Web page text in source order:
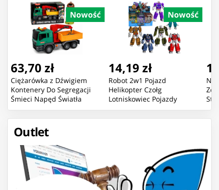
Nowość
63,70 zł
Ciężarówka z Dźwigiem
Kontenery Do Segregacji
Śmieci Napęd Światła
Dźwięk
Nowość
14,19 zł
Robot 2w1 Pojazd
Helikopter Czołg
Lotniskowiec Pojazdy
Bojowe Mix
Outlet